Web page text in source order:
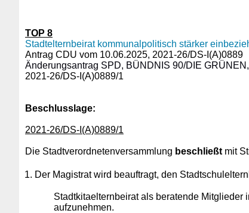
TOP 8
Stadtelternbeirat kommunalpolitisch stärker
Antrag CDU vom 10.06.2025, 2021-26/DS-I(A)0889
Änderungsantrag SPD, BÜNDNIS 90/DIE
2021-26/DS-I(A)0889/1
Beschlusslage:
2021-26/DS-I(A)0889/1
Die Stadtverordnetenversammlung beschließt mit
Der Magistrat wird beauftragt, den
Stadtkitaelternbeirat als beratende Mitglieder
aufzunehmen.